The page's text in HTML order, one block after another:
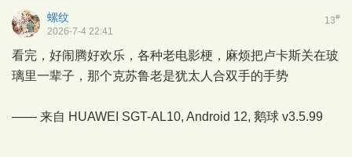
13#
螺纹
2026-7-4 22:41
看完，好闹腾好欢乐，各种老电影梗，麻烦把卢卡斯关在玻
璃里一辈子，那个克苏鲁老是犹太人合双手的手势
—— 来自 HUAWEI SGT-AL10, Android 12, 鹅球 v3.5.99